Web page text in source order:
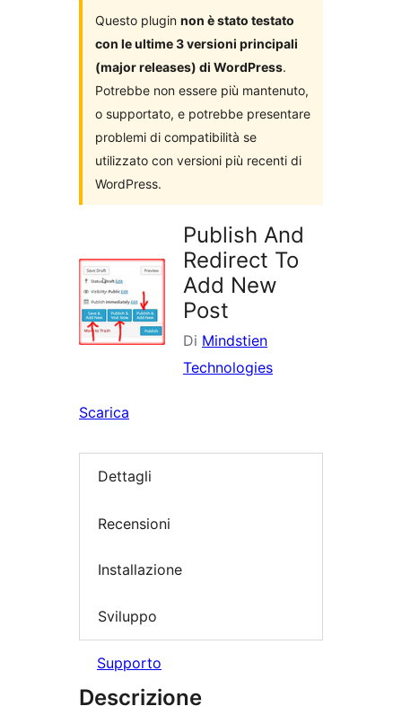
Questo plugin non è stato testato
con le ultime 3 versioni principali
(major releases) di WordPress.
Potrebbe non essere più mantenuto,
o supportato, e potrebbe presentare
problemi di compatibilità se
utilizzato con versioni più recenti di
WordPress.
Publish And
Redirect To
Add New
Post
Di Mindstien
Technologies
Scarica
Dettagli
Recensioni
Installazione
Sviluppo
Supporto
Descrizione